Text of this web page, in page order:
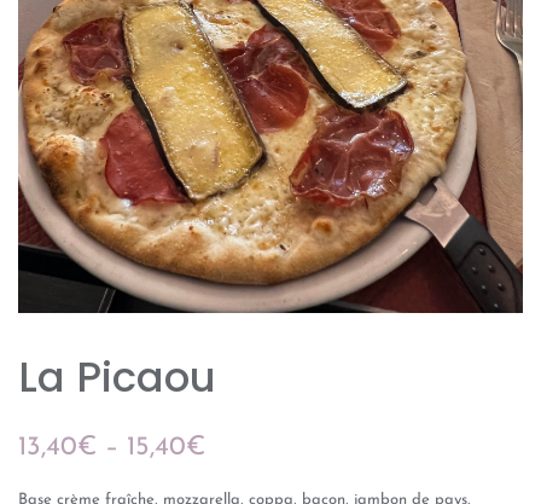
La Picaou
13,40€ – 15,40€
Base crème fraîche, mozzarella, coppa, bacon, jambon de pays,